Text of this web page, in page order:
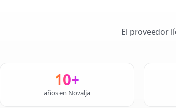
El proveedor
10+
años en Novalja